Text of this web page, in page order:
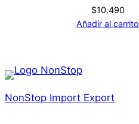
$10.490
Añadir al carrito
NonStop Import Export